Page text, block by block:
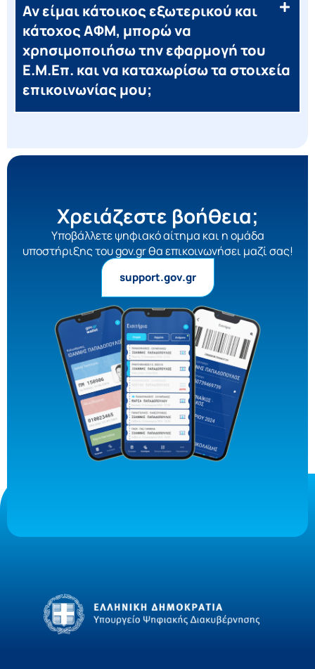
Αν είμαι κάτοικος εξωτερικού και
κάτοχος ΑΦΜ, μπορώ να
χρησιμοποιήσω την εφαρμογή του
Ε.Μ.Επ. και να καταχωρίσω τα στοιχεία
επικοινωνίας μου;
Χρειάζεστε βοήθεια;
Yποβάλλετε ψηφιακό αίτημα και η ομάδα
υποστήριξης του gov.gr θα επικοινωνήσει μαζί σας!
support.gov.gr